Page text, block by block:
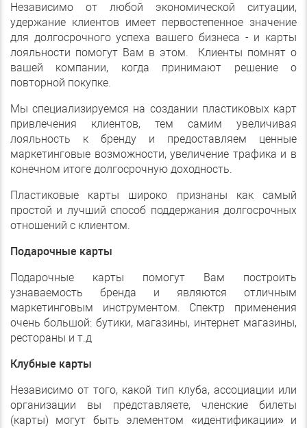
Независимо от любой экономической ситуации,
удержание клиентов имеет первостепенное значение
для долгосрочного успеха вашего бизнеса - и карты
лояльности помогут Вам в этом. Клиенты помнят о
вашей компании, когда принимают решение о
повторной покупке.
Мы специализируемся на создании пластиковых карт
привлечения клиентов, тем самим увеличивая
лояльность к бренду и предоставляем ценные
маркетинговые возможности, увеличение трафика и в
конечном итоге долгосрочную доходность.
Пластиковые карты широко признаны как самый
простой и лучший способ поддержания долгосрочных
отношений с клиентом.
Подарочные карты
Подарочные карты помогут Вам построить
узнаваемость бренда и являются отличным
маркетинговым инструментом. Спектр применения
очень большой: бутики, магазины, интернет магазины,
рестораны и т.д
Клубные карты
Независимо от того, какой тип клуба, ассоциации или
организации вы представляете, членские билеты
(карты) могут быть элементом «идентификации» и